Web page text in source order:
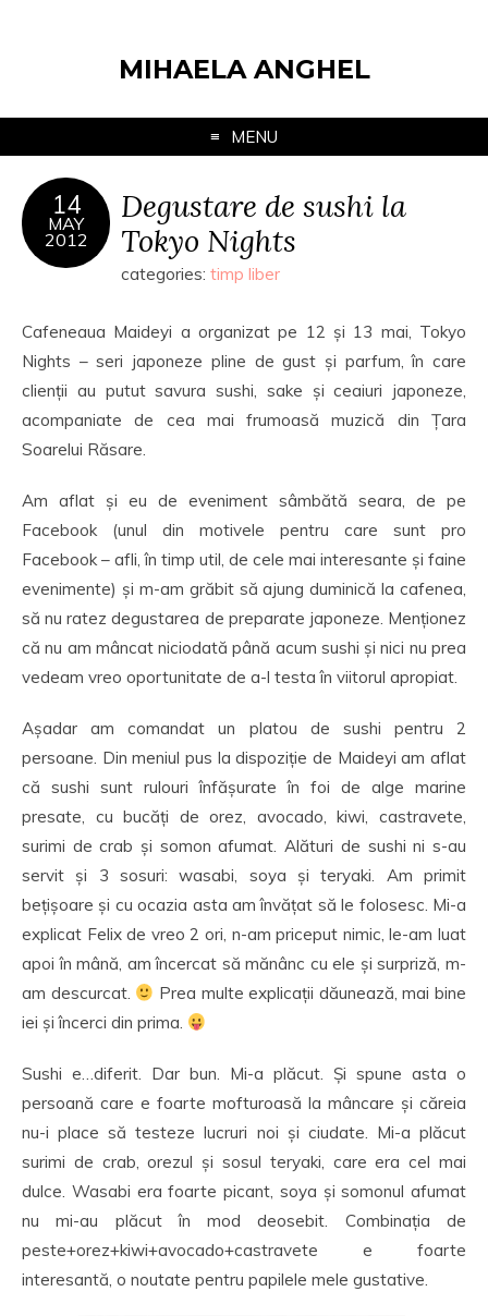
MIHAELA ANGHEL
MENU
14
MAY
2012
Degustare de sushi la
Tokyo Nights
categories: timp liber
Cafeneaua Maideyi a organizat pe 12 și 13 mai, Tokyo
Nights – seri japoneze pline de gust și parfum, în care
clienții au putut savura sushi, sake și ceaiuri japoneze,
acompaniate de cea mai frumoasă muzică din Țara
Soarelui Răsare.
Am aflat și eu de eveniment sâmbătă seara, de pe
Facebook (unul din motivele pentru care sunt pro
Facebook – afli, în timp util, de cele mai interesante și faine
evenimente) și m-am grăbit să ajung duminică la cafenea,
să nu ratez degustarea de preparate japoneze. Menționez
că nu am mâncat niciodată până acum sushi și nici nu prea
vedeam vreo oportunitate de a-l testa în viitorul apropiat.
Așadar am comandat un platou de sushi pentru 2
persoane. Din meniul pus la dispoziție de Maideyi am aflat
că sushi sunt rulouri înfășurate în foi de alge marine
presate, cu bucăți de orez, avocado, kiwi, castravete,
surimi de crab și somon afumat. Alături de sushi ni s-au
servit și 3 sosuri: wasabi, soya și teryaki. Am primit
bețișoare și cu ocazia asta am învățat să le folosesc. Mi-a
explicat Felix de vreo 2 ori, n-am priceput nimic, le-am luat
apoi în mână, am încercat să mănânc cu ele și surpriză, m-
am descurcat.
Prea multe explicații dăunează, mai bine
iei și încerci din prima.
Sushi e…diferit. Dar bun. Mi-a plăcut. Și spune asta o
persoană care e foarte mofturoasă la mâncare și căreia
nu-i place să testeze lucruri noi și ciudate. Mi-a plăcut
surimi de crab, orezul și sosul teryaki, care era cel mai
dulce. Wasabi era foarte picant, soya și somonul afumat
nu mi-au plăcut în mod deosebit. Combinația de
peste+orez+kiwi+avocado+castravete e foarte
interesantă, o noutate pentru papilele mele gustative.